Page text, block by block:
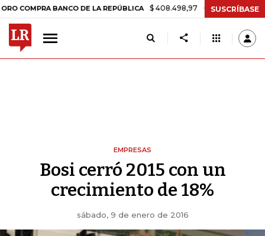
BANCO DE LA REPÚBLICA $ 408.498,97 +$ 8.753,81 +2,19%
SUSCRÍBASE
EMPRESAS
Bosi cerró 2015 con un
crecimiento de 18%
sábado, 9 de enero de 2016